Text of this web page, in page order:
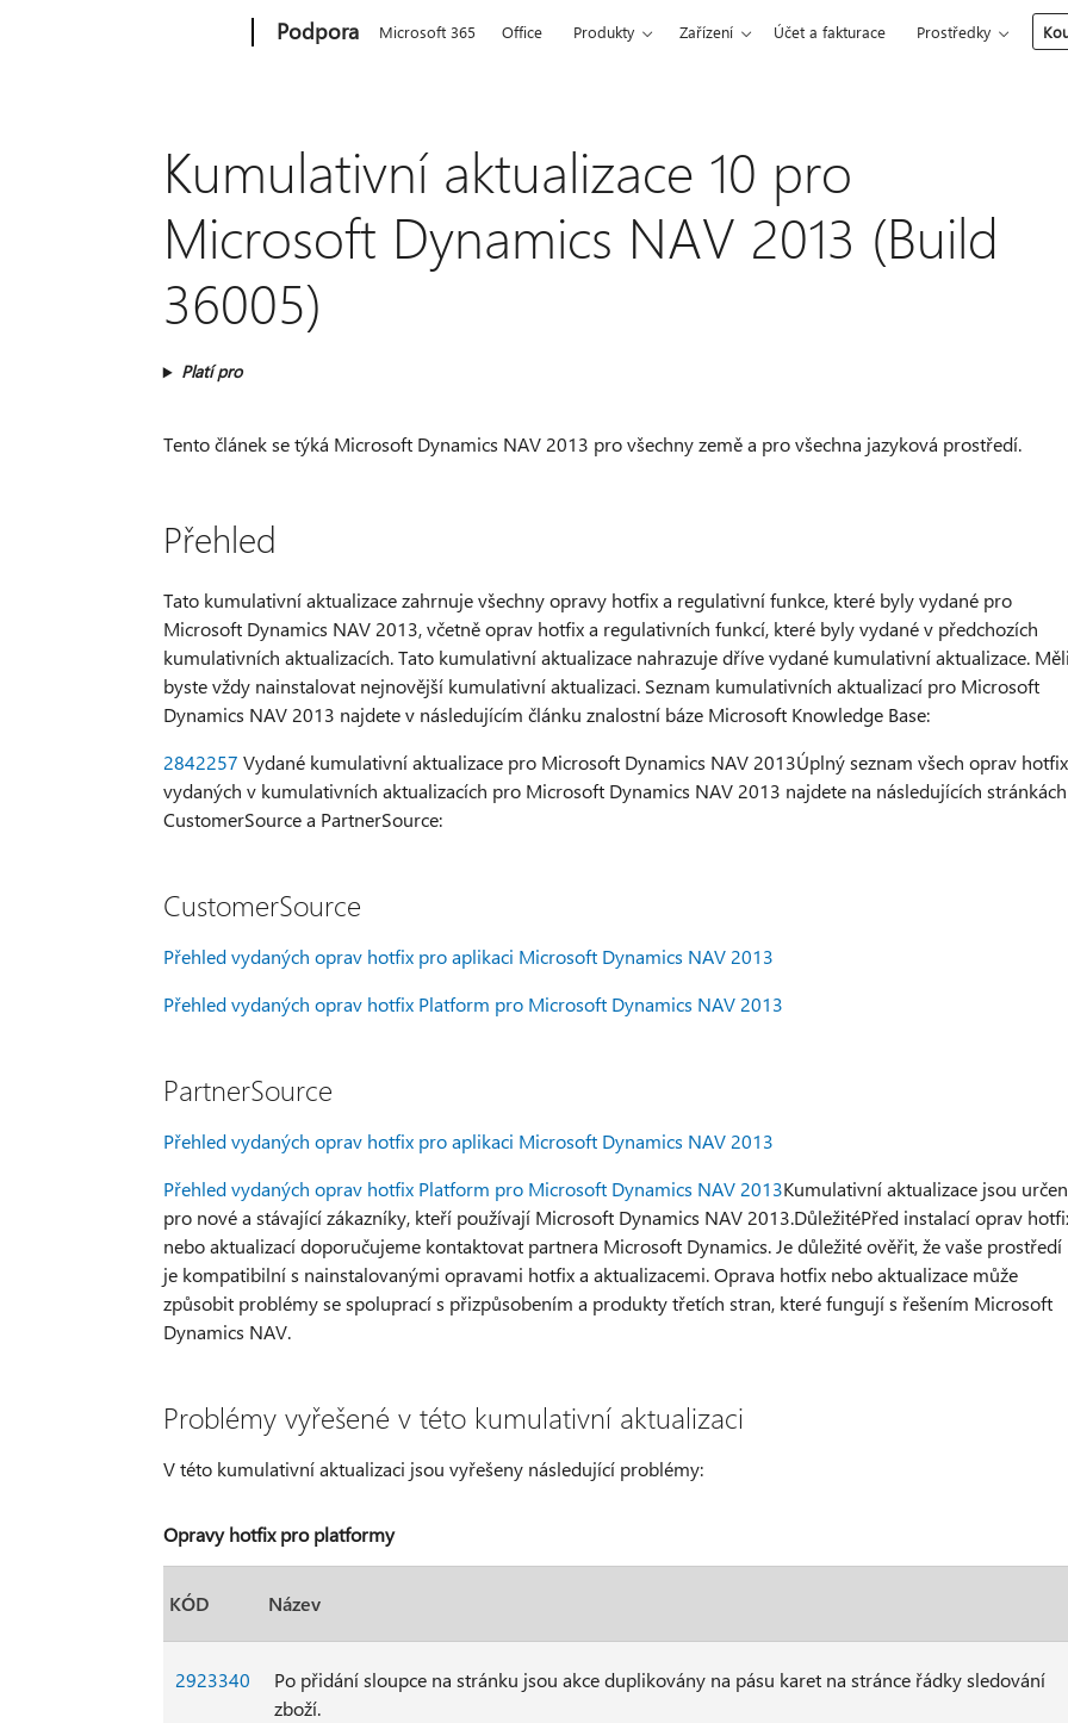
Podpora Microsoft 365 Office Produkty Zařízení Účet a fakturace Prostředky
Kumulativní aktualizace 10 pro
Microsoft Dynamics NAV 2013 (Build
36005)
Platí pro
Tento článek se týká Microsoft Dynamics NAV 2013 pro všechny země a pro všechna jazyková prostředí.
Přehled
Tato kumulativní aktualizace zahrnuje všechny opravy hotfix a regulativní funkce, které byly vydané pro
Microsoft Dynamics NAV 2013, včetně oprav hotfix a regulativních funkcí, které byly vydané v předchozích
kumulativních aktualizacích. Tato kumulativní aktualizace nahrazuje dříve vydané kumulativní aktualizace.
byste vždy nainstalovat nejnovější kumulativní aktualizaci. Seznam kumulativních aktualizací pro Microsoft
Dynamics NAV 2013 najdete v následujícím článku znalostní báze Microsoft Knowledge Base:
2842257 Vydané kumulativní aktualizace pro Microsoft Dynamics NAV 2013Úplný seznam všech oprav hotfix
vydaných v kumulativních aktualizacích pro Microsoft Dynamics NAV 2013 najdete na následujících stránkách
CustomerSource a PartnerSource:
CustomerSource
Přehled vydaných oprav hotfix pro aplikaci Microsoft Dynamics NAV 2013
Přehled vydaných oprav hotfix Platform pro Microsoft Dynamics NAV 2013
PartnerSource
Přehled vydaných oprav hotfix pro aplikaci Microsoft Dynamics NAV 2013
Přehled vydaných oprav hotfix Platform pro Microsoft Dynamics NAV 2013Kumulativní aktualizace jsou
pro nové a stávající zákazníky, kteří používají Microsoft Dynamics NAV 2013.DůležitéPřed instalací oprav
nebo aktualizací doporučujeme kontaktovat partnera Microsoft Dynamics. Je důležité ověřit, že vaše prostředí
je kompatibilní s nainstalovanými opravami hotfix a aktualizacemi. Oprava hotfix nebo aktualizace může
způsobit problémy se spoluprací s přizpůsobením a produkty třetích stran, které fungují s řešením Microsoft
Dynamics NAV.
Problémy vyřešené v této kumulativní aktualizaci
V této kumulativní aktualizaci jsou vyřešeny následující problémy:
Opravy hotfix pro platformy
KÓD Název
2923340
Po přidání sloupce na stránku jsou akce duplikovány na pásu karet na stránce řádky sledování
zboží.